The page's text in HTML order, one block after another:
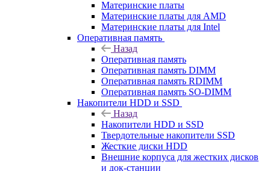
Материнские платы
Материнские платы для AMD
Материнские платы для Intel
Оперативная память
Назад
Оперативная память
Оперативная память DIMM
Оперативная память RDIMM
Оперативная память SO-DIMM
Накопители HDD и SSD
Назад
Накопители HDD и SSD
Твердотельные накопители SSD
Жесткие диски HDD
Внешние корпуса для жестких дисков
и док-станции